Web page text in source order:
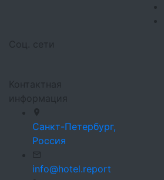
Соц. сети
Контактная
информация
Санкт-Петербург,
Россия
info@hotel.report